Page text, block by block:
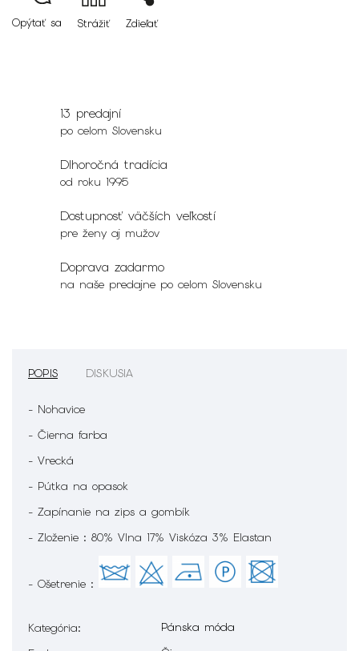
Opýtať sa Strážiť Zdieľať
13 predajní
po celom Slovensku
Dlhoročná tradícia
od roku 1995
Dostupnosť väčších veľkostí
pre ženy aj mužov
Doprava zadarmo
na naše predajne po celom Slovensku
POPIS DISKUSIA
- Nohavice
- Čierna farba
- Vrecká
- Pútka na opasok
- Zapínanie na zips a gombík
- Zloženie : 80% Vlna 17% Viskóza 3% Elastan
- Ošetrenie :
Kategória:
Pánska móda